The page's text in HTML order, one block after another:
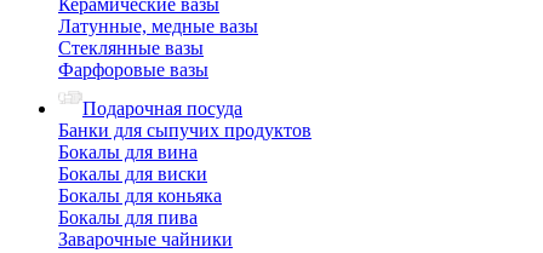
Керамические вазы
Латунные, медные вазы
Стеклянные вазы
Фарфоровые вазы
Подарочная посуда
Банки для сыпучих продуктов
Бокалы для вина
Бокалы для виски
Бокалы для коньяка
Бокалы для пива
Заварочные чайники